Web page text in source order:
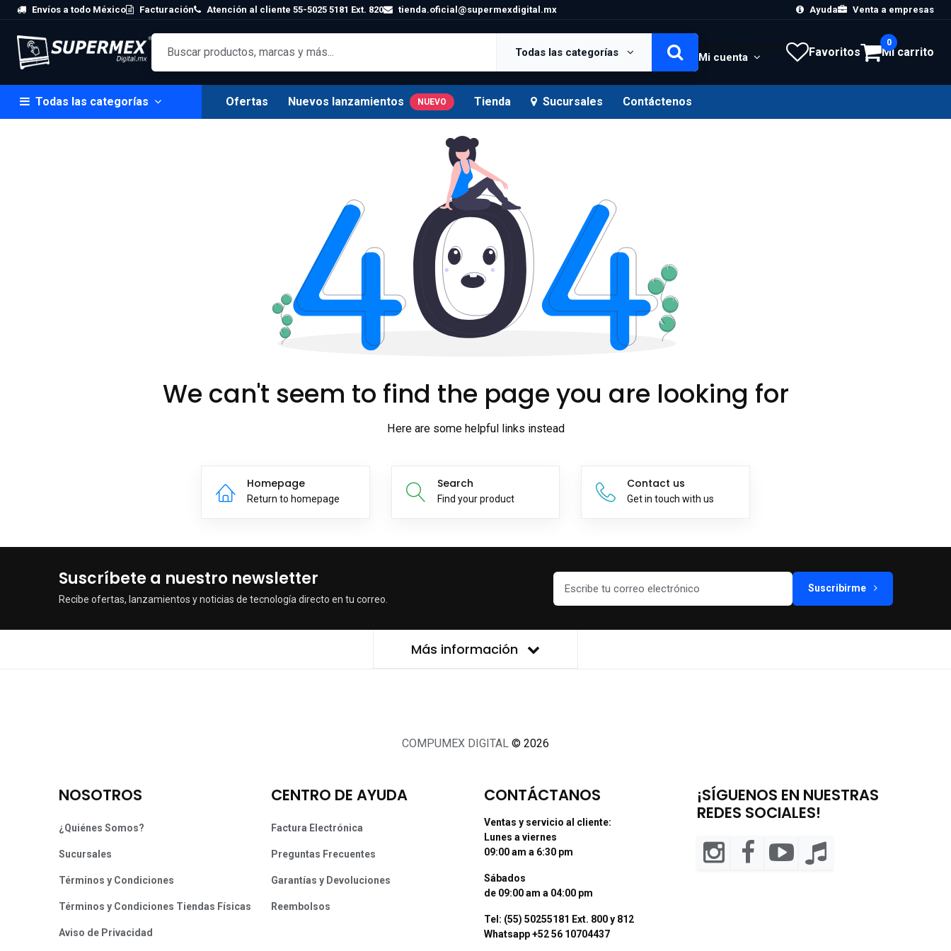
Skip to Content
Envíos a todo México Facturación Atención al cliente 55-5025 5181 Ext. 820 tienda.oficial@supermexdigital.mx Ayuda Venta a empresas
Todas las categorías Mi cuenta Favoritos Mi carrito
0
Todas las categorías Ofertas Nuevos lanzamientos NUEVO Tienda Sucursales Contáctenos
We can't seem to find the page you are looking for
Here are some helpful links instead
Homepage
Return to homepage
Search
Find your product
Contact us
Get in touch with us
Suscríbete a nuestro newsletter
Recibe ofertas, lanzamientos y noticias de tecnología directo en tu correo.
Suscribirme
Más información
COMPUMEX DIGITAL © 2026
NOSOTROS
¿Quiénes Somos?
Sucursales
Términos y Condiciones
Términos y Condiciones Tiendas Físicas
Aviso de Privacidad
CENTRO DE AYUDA
Factura Electrónica
Preguntas Frecuentes
Garantías y Devoluciones
Reembolsos
CONTÁCTANOS
Ventas y servicio al cliente:
Lunes a viernes
09:00 am a 6:30 pm
Sábados
de 09:00 am a 04:00 pm
Tel: (55) 50255181 Ext. 800 y 812
Whatsapp +52 56 10704437
¡SÍGUENOS EN NUESTRAS
REDES SOCIALES!